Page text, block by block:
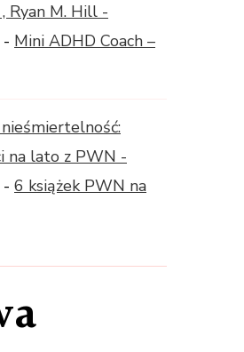
Ryan M. Hill -
- Mini ADHD Coach –
na lato z PWN -
- 6 książek PWN na